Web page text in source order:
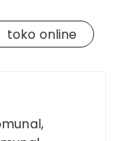
n
k
a
r
toko online